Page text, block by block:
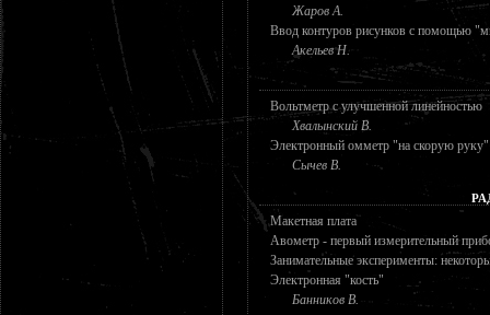
Жаров А.
Ввод контуров рисунков с помощью
Акельев Н.
Вольтметр с улучшенной линейностью
Хвалынский В.
Электронный омметр "на скорую руку"
Сычев В.
Макетная плата
Авометр - первый измерительный
Занимательные эксперименты:
Электронная "кость"
Банников В.